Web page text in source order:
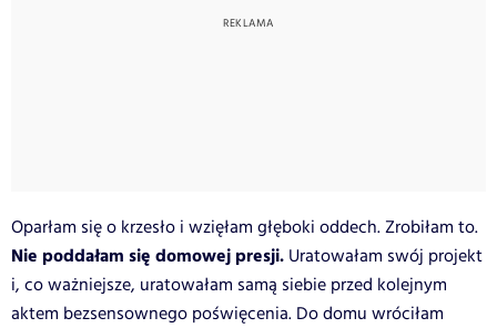
Oparłam się o krzesło i wzięłam głęboki oddech. Zrobiłam to.
Nie poddałam się domowej presji. Uratowałam swój projekt
i, co ważniejsze, uratowałam samą siebie przed kolejnym
aktem bezsensownego poświęcenia. Do domu wróciłam